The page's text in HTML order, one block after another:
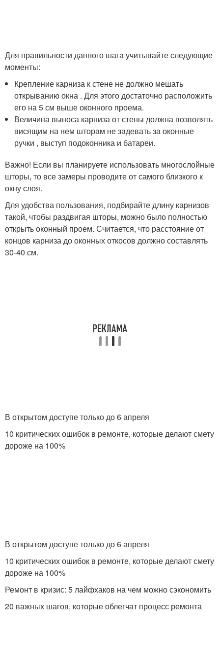
Для правильности данного шага учитывайте следующие
моменты:
Крепление карниза к стене не должно мешать
открыванию окна . Для этого достаточно расположить
его на 5 см выше оконного проема.
Величина выноса карниза от стены должна позволять
висящим на нем шторам не задевать за оконные
ручки , выступ подоконника и батареи.
Важно! Если вы планируете использовать многослойные
шторы, то все замеры проводите от самого близкого к
окну слоя.
Для удобства пользования, подбирайте длину карнизов
такой, чтобы раздвигая шторы, можно было полностью
открыть оконный проем. Считается, что расстояние от
концов карниза до оконных откосов должно составлять
30-40 см.
В открытом доступе только до 6 апреля
10 критических ошибок в ремонте, которые делают смету
дороже на 100%
В открытом доступе только до 6 апреля
10 критических ошибок в ремонте, которые делают смету
дороже на 100%
Ремонт в кризис: 5 лайфхаков на чем можно сэкономить
20 важных шагов, которые облегчат процесс ремонта